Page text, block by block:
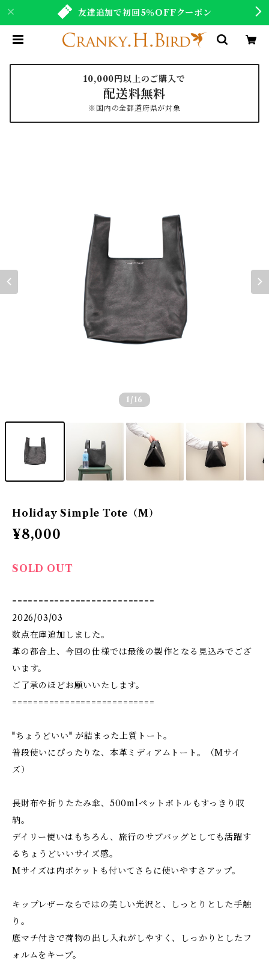
友達追加で初回5％OFFクーポン
10,000円以上のご購入で
配送料無料
※国内の全都道府県が対象
1 /16
Holiday Simple Tote（M）
¥8,000
SOLD OUT
===========================
2026/03/03
数点在庫追加しました。
革の都合上、今回の仕様では最後の製作となる見込みでござ
います。
ご了承のほどお願いいたします。
===========================
"ちょうどいい" が詰まった上質トート。
普段使いにぴったりな、本革ミディアムトート。（Mサイ
ズ）
長財布や折りたたみ傘、500mlペットボトルもすっきり収
納。
デイリー使いはもちろん、旅行のサブバッグとしても活躍す
るちょうどいいサイズ感。
Mサイズは内ポケットも付いてさらに使いやすさアップ。
キップレザーならではの美しい光沢と、しっとりとした手触
り。
底マチ付きで荷物の出し入れがしやすく、しっかりとしたフ
ォルムをキープ。